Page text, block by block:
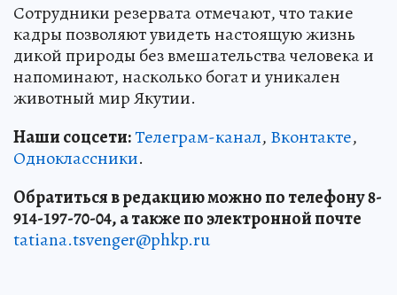
Сотрудники резервата отмечают, что такие
кадры позволяют увидеть настоящую жизнь
дикой природы без вмешательства человека и
напоминают, насколько богат и уникален
животный мир Якутии.
Наши соцсети:Телеграм-канал, Вконтакте,
Одноклассники.
Обратиться в редакцию можно по телефону 8-
914-197-70-04, а также по электронной почте
tatiana.tsvenger@phkp.ru